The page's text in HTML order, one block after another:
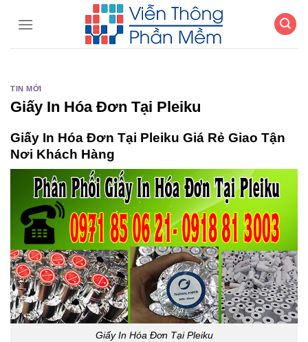
TIN MỚI
Giấy In Hóa Đơn Tại Pleiku
Giấy In Hóa Đơn Tại Pleiku Giá Rẻ Giao Tận
Nơi Khách Hàng
Giấy In Hóa Đơn Tại Pleiku